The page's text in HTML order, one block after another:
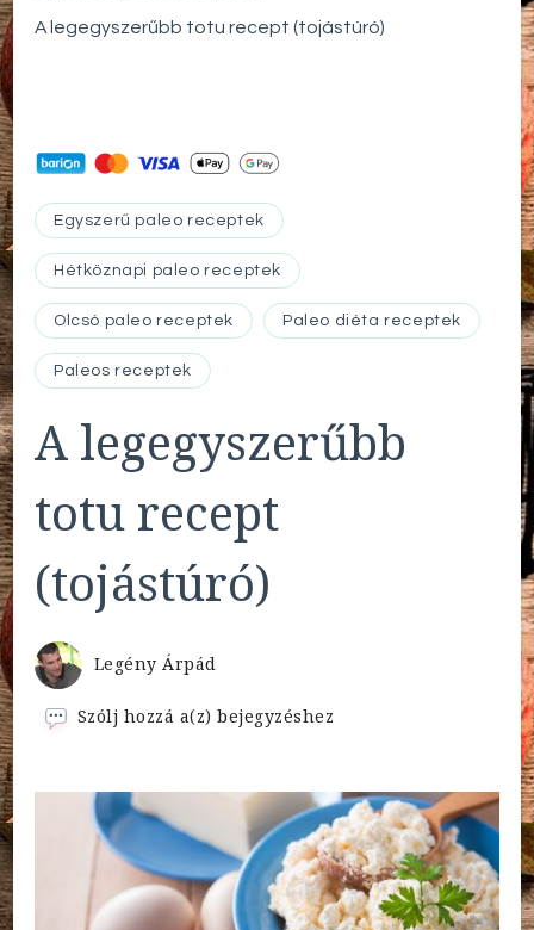
A legegyszerűbb totu recept (tojástúró)
Egyszerű paleo receptek
Hétköznapi paleo receptek
Olcsó paleo receptek Paleo diéta receptek
Paleos receptek
A legegyszerűbb
totu recept
(tojástúró)
Legény Árpád
Szólj hozzá a(z)A
recept
(tojástúró)
bejegyzéshez